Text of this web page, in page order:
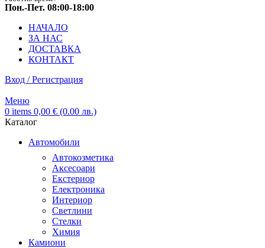
Пон.-Пет. 08:00-18:00
НАЧАЛО
ЗА НАС
ДОСТАВКА
КОНТАКТ
Вход / Регистрация
Меню
0 items 0,00 € (0.00 лв.)
Каталог
Автомобили
Автокозметика
Аксесоари
Екстериор
Електроника
Интериор
Светлини
Стелки
Химия
Камиони